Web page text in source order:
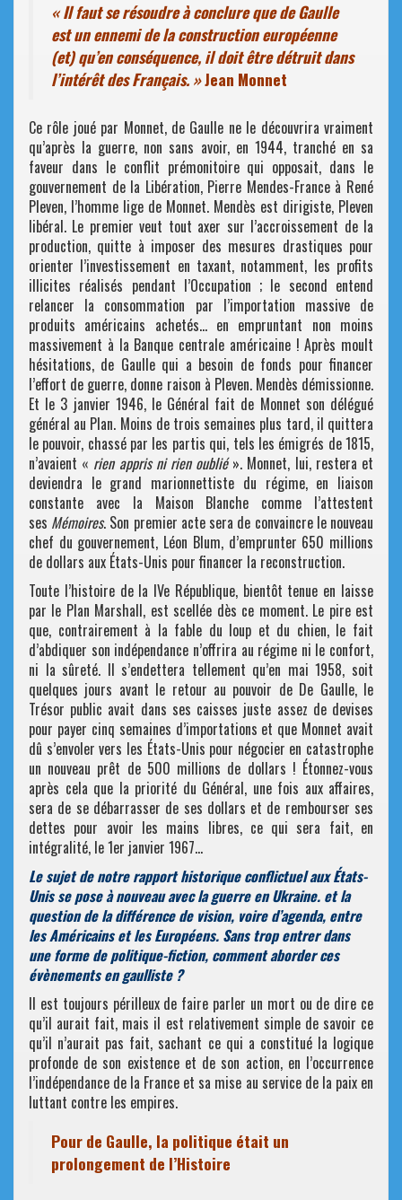
« Il faut se résoudre à conclure que de Gaulle
est un ennemi de la construction européenne
(et) qu’en conséquence, il doit être détruit dans
l’intérêt des Français. »Jean Monnet
Ce rôle joué par Monnet, de Gaulle ne le découvrira vraiment
qu’après la guerre, non sans avoir, en 1944, tranché en sa
faveur dans le conflit prémonitoire qui opposait, dans le
gouvernement de la Libération, Pierre Mendes-France à René
Pleven, l’homme lige de Monnet. Mendès est dirigiste, Pleven
libéral. Le premier veut tout axer sur l’accroissement de la
production, quitte à imposer des mesures drastiques pour
orienter l’investissement en taxant, notamment, les profits
illicites réalisés pendant l’Occupation ; le second entend
relancer la consommation par l’importation massive de
produits américains achetés… en empruntant non moins
massivement à la Banque centrale américaine ! Après moult
hésitations, de Gaulle qui a besoin de fonds pour financer
l’effort de guerre, donne raison à Pleven. Mendès démissionne.
Et le 3 janvier 1946, le Général fait de Monnet son délégué
général au Plan. Moins de trois semaines plus tard, il quittera
le pouvoir, chassé par les partis qui, tels les émigrés de 1815,
n’avaient « rien appris ni rien oublié». Monnet, lui, restera et
deviendra le grand marionnettiste du régime, en liaison
constante avec la Maison Blanche comme l’attestent
ses Mémoires. Son premier acte sera de convaincre le nouveau
chef du gouvernement, Léon Blum, d’emprunter 650 millions
de dollars aux États-Unis pour financer la reconstruction.
Toute l’histoire de la IVe République, bientôt tenue en laisse
par le Plan Marshall, est scellée dès ce moment. Le pire est
que, contrairement à la fable du loup et du chien, le fait
d’abdiquer son indépendance n’offrira au régime ni le confort,
ni la sûreté. Il s’endettera tellement qu’en mai 1958, soit
quelques jours avant le retour au pouvoir de De Gaulle, le
Trésor public avait dans ses caisses juste assez de devises
pour payer cinq semaines d’importations et que Monnet avait
dû s’envoler vers les États-Unis pour négocier en catastrophe
un nouveau prêt de 500 millions de dollars ! Étonnez-vous
après cela que la priorité du Général, une fois aux affaires,
sera de se débarrasser de ses dollars et de rembourser ses
dettes pour avoir les mains libres, ce qui sera fait, en
intégralité, le 1er janvier 1967…
Le sujet de notre rapport historique conflictuel aux États-
Unis se pose à nouveau avec la guerre en Ukraine. et la
question de la différence de vision, voire d’agenda, entre
les Américains et les Européens. Sans trop entrer dans
une forme de politique-fiction, comment aborder ces
évènements en gaulliste ?
Il est toujours périlleux de faire parler un mort ou de dire ce
qu’il aurait fait, mais il est relativement simple de savoir ce
qu’il n’aurait pas fait, sachant ce qui a constitué la logique
profonde de son existence et de son action, en l’occurrence
l’indépendance de la France et sa mise au service de la paix en
luttant contre les empires.
Pour de Gaulle, la politique était un
prolongement de l’Histoire